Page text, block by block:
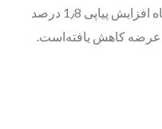
پایین آمده‌است. قیمت شکر پس‌از 6 ماه افزایش پیاپی 1٫8 درصد
عرضه کاهش یافته‌است.